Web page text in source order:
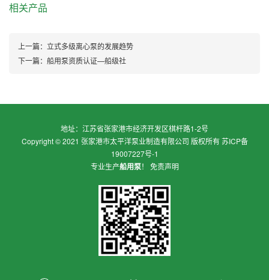
相关产品
上一篇： 立式多级离心泵的发展趋势
下一篇： 船用泵资质认证—船级社
地址：江苏省张家港市经济开发区棋杆路1-2号
Copyright © 2021 张家港市太平洋泵业制造有限公司 版权所有苏ICP备
19007227号-1
专业生产船用泵！ 免责声明